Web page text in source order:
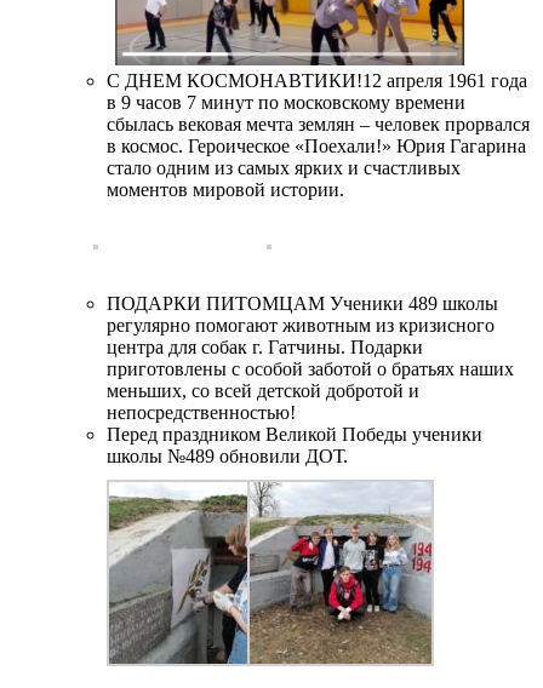
С ДНЕМ КОСМОНАВТИКИ!12 апреля 1961 года
в 9 часов 7 минут по московскому времени
сбылась вековая мечта землян – человек прорвался
в космос. Героическое «Поехали!» Юрия Гагарина
стало одним из самых ярких и счастливых
моментов мировой истории.
ПОДАРКИ ПИТОМЦАМ Ученики 489 школы
регулярно помогают животным из кризисного
центра для собак г. Гатчины. Подарки
приготовлены с особой заботой о братьях наших
меньших, со всей детской добротой и
непосредственностью!
Перед праздником Великой Победы ученики
школы №489 обновили ДОТ.